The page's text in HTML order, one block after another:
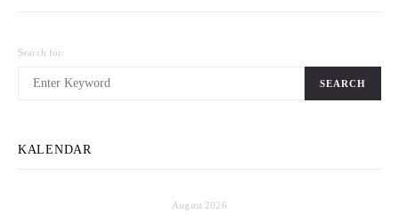
Search for:
SEARCH
KALENDAR
August 2026